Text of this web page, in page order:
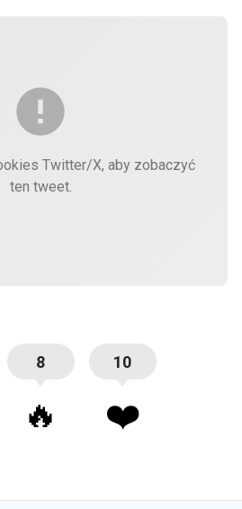
Twitter/X, aby zobaczyć
ten tweet.
8
🔥
10
❤️